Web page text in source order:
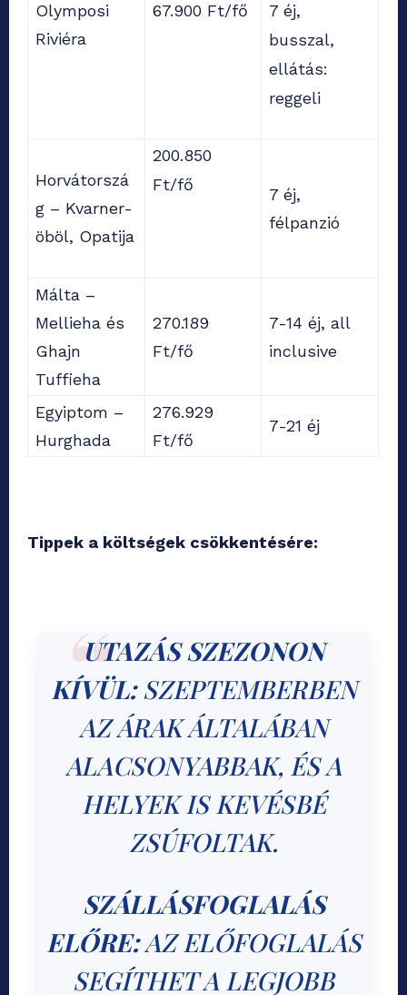
Olymposi
Riviéra
67.900 Ft/fő
7 éj,
busszal,
ellátás:
reggeli
Horvátorszá
g – Kvarner-
öböl, Opatija
200.850
Ft/fő
7 éj,
félpanzió
Málta –
Mellieha és
Ghajn
Tuffieha
270.189
Ft/fő
7-14 éj, all
inclusive
Egyiptom –
Hurghada
276.929
Ft/fő
7-21 éj
Tippek a költségek csökkentésére:
UTAZÁS SZEZONON
KÍVÜL:SZEPTEMBERBEN
AZ ÁRAK ÁLTALÁBAN
ALACSONYABBAK, ÉS A
HELYEK IS KEVÉSBÉ
ZSÚFOLTAK.
SZÁLLÁSFOGLALÁS
ELŐRE:AZ ELŐFOGLALÁS
SEGÍTHET A LEGJOBB